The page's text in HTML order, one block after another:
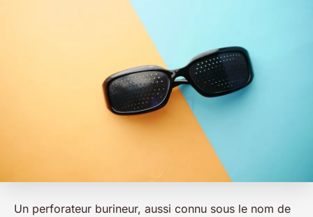
Un perforateur burineur, aussi connu sous le nom de